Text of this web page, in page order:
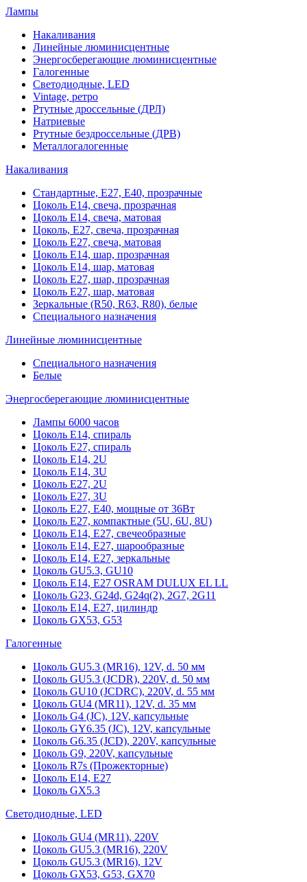
Лампы
Накаливания
Линейные люминисцентные
Энергосберегающие люминисцентные
Галогенные
Светодиодные, LED
Vintage, ретро
Ртутные дроссельные (ДРЛ)
Натриевые
Ртутные бездроссельные (ДРВ)
Металлогалогенные
Накаливания
Стандартные, Е27, Е40, прозрачные
Цоколь Е14, свеча, прозрачная
Цоколь Е14, свеча, матовая
Цоколь, Е27, свеча, прозрачная
Цоколь Е27, свеча, матовая
Цоколь Е14, шар, прозрачная
Цоколь Е14, шар, матовая
Цоколь Е27, шар, прозрачная
Цоколь Е27, шар, матовая
Зеркальные (R50, R63, R80), белые
Специального назначения
Линейные люминисцентные
Специального назначения
Белые
Энергосберегающие люминисцентные
Лампы 6000 часов
Цоколь Е14, спираль
Цоколь Е27, спираль
Цоколь Е14, 2U
Цоколь Е14, 3U
Цоколь Е27, 2U
Цоколь Е27, 3U
Цоколь Е27, Е40, мощные от 36Вт
Цоколь Е27, компактные (5U, 6U, 8U)
Цоколь Е14, Е27, свечеобразные
Цоколь Е14, Е27, шарообразные
Цоколь Е14, Е27, зеркальные
Цоколь GU5.3, GU10
Цоколь Е14, Е27 OSRAM DULUX EL LL
Цоколь G23, G24d, G24q(2), 2G7, 2G11
Цоколь Е14, Е27, цилиндр
Цоколь GX53, G53
Галогенные
Цоколь GU5.3 (MR16), 12V, d. 50 мм
Цоколь GU5.3 (JCDR), 220V, d. 50 мм
Цоколь GU10 (JCDRC), 220V, d. 55 мм
Цоколь GU4 (MR11), 12V, d. 35 мм
Цоколь G4 (JC), 12V, капсульные
Цоколь GY6.35 (JC), 12V, капсульные
Цоколь G6.35 (JCD), 220V, капсульные
Цоколь G9, 220V, капсульные
Цоколь R7s (Прожекторные)
Цоколь E14, E27
Цоколь GX5.3
Светодиодные, LED
Цоколь GU4 (MR11), 220V
Цоколь GU5.3 (MR16), 220V
Цоколь GU5.3 (MR16), 12V
Цоколь GX53, G53, GX70